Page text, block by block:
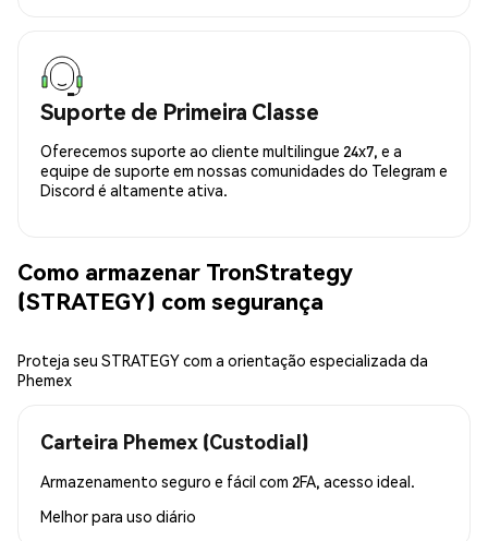
Suporte de Primeira Classe
Oferecemos suporte ao cliente multilingue 24x7, e a
equipe de suporte em nossas comunidades do Telegram e
Discord é altamente ativa.
Como armazenar TronStrategy
(STRATEGY) com segurança
Proteja seu STRATEGY com a orientação especializada da
Phemex
Carteira Phemex (Custodial)
Armazenamento seguro e fácil com 2FA, acesso ideal.
Melhor para uso diário